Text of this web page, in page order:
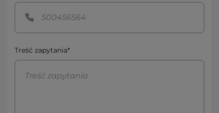
Treść zapytania*